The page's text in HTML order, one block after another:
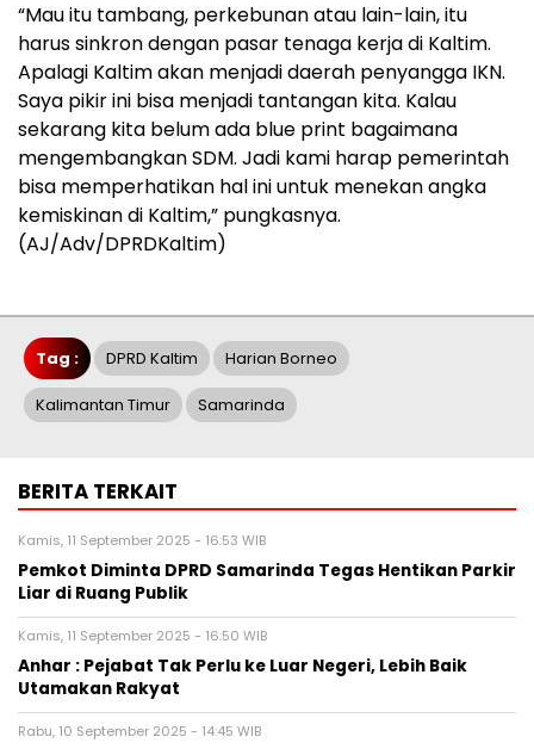
“Mau itu tambang, perkebunan atau lain-lain, itu
harus sinkron dengan pasar tenaga kerja di Kaltim.
Apalagi Kaltim akan menjadi daerah penyangga IKN.
Saya pikir ini bisa menjadi tantangan kita. Kalau
sekarang kita belum ada blue print bagaimana
mengembangkan SDM. Jadi kami harap pemerintah
bisa memperhatikan hal ini untuk menekan angka
kemiskinan di Kaltim,” pungkasnya.
(AJ/Adv/DPRDKaltim)
Tag : DPRD Kaltim Harian Borneo
Kalimantan Timur Samarinda
BERITA TERKAIT
Kamis, 11 September 2025 - 16:53 WIB
Pemkot Diminta DPRD Samarinda Tegas Hentikan Parkir
Liar di Ruang Publik
Kamis, 11 September 2025 - 16:50 WIB
Anhar : Pejabat Tak Perlu ke Luar Negeri, Lebih Baik
Utamakan Rakyat
Rabu, 10 September 2025 - 14:45 WIB